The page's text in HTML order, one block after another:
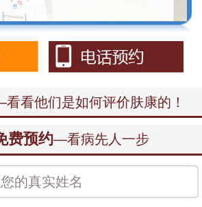
看他们是如何评价肤康的！
费预约—看病先人一步